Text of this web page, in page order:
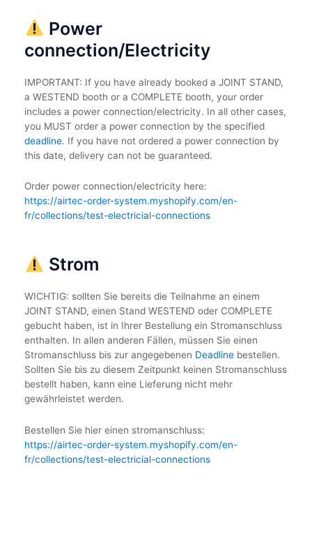
Power
connection/Electricity
IMPORTANT: If you have already booked a JOINT STAND,
a WESTEND booth or a COMPLETE booth, your order
includes a power connection/electricity. In all other cases,
you MUST order a power connection by the specified
deadline. If you have not ordered a power connection by
this date, delivery can not be guaranteed.
Order power connection/electricity here:
https://airtec-order-system.myshopify.com/en-
fr/collections/test-electricial-connections
Strom
WICHTIG: sollten Sie bereits die Teilnahme an einem
JOINT STAND, einen Stand WESTEND oder COMPLETE
gebucht haben, ist in Ihrer Bestellung ein Stromanschluss
enthalten. In allen anderen Fällen, müssen Sie einen
Stromanschluss bis zur angegebenen Deadline bestellen.
Sollten Sie bis zu diesem Zeitpunkt keinen Stromanschluss
bestellt haben, kann eine Lieferung nicht mehr
gewährleistet werden.
Bestellen Sie hier einen stromanschluss:
https://airtec-order-system.myshopify.com/en-
fr/collections/test-electricial-connections